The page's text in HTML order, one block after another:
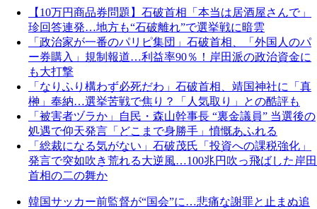
【10万円商品券問題】石破首相「本当は居酒屋さんで」
珍回答連発…地方も“石破離れ”で選挙戦に暗雲
「政治家が一番のパリピ集団」石破首相、「外国人のパ
ー券購入」規制報道…利益率90％！岸田派の政治資金に
も大打撃
「なりふり構わず必死だわ」石破首相、靖国神社に「真
榊」奉納…選挙苦戦で焦り？「人気取り」との酷評も
「被害者ヅラか」自民・森山幹事長 “裏金議員” 当選後の
処遇で仰天発言「どこまで身勝手」憤慨あふれる
「総裁になる気がない」石破茂氏「投資への課税強化」
発言で突如吹き荒れる大逆風…100兆円吹っ飛ばした岸田
首相の二の舞か
韓国サッカー前監督が“国会”に…悲痛な謝罪と止まぬ追